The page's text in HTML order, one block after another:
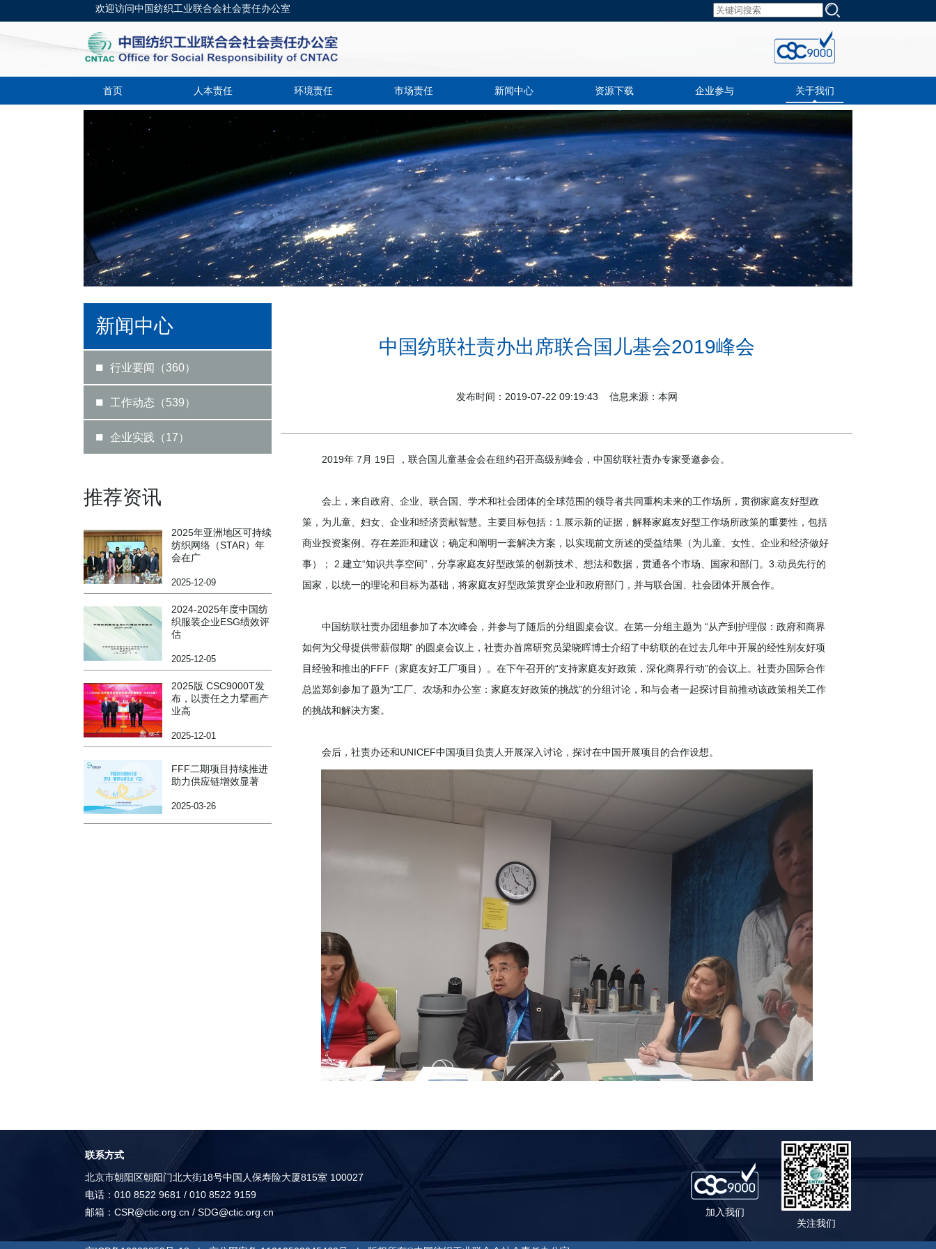
欢迎访问中国纺织工业联合会社会责任办公室
首页 人本责任 环境责任 市场责任 新闻中心 资源下载 企业参与 关于我们
新闻中心
■ 行业要闻（360）
■ 工作动态（539）
■ 企业实践（17）
推荐资讯
2025年亚洲地区可持续
纺织网络（STAR）年
会在广
2025-12-09
2024-2025年度中国纺
织服装企业ESG绩效评
估
2025-12-05
2025版 CSC9000T发
布，以责任之力擘画产
业高
2025-12-01
FFF二期项目持续推进
助力供应链增效显著
2025-03-26
中国纺联社责办出席联合国儿基会2019峰会
发布时间：2019-07-22 09:19:43 信息来源：本网
2019年 7月 19日 ，联合国儿童基金会在纽约召开高级别峰会，中国纺联社责办专家受邀参会。
会上，来自政府、企业、联合国、学术和社会团体的全球范围的领导者共同重构未来的工作场所，贯彻家庭友好型政
策，为儿童、妇女、企业和经济贡献智慧。主要目标包括：1.展示新的证据，解释家庭友好型工作场所政策的重要性，包括
商业投资案例、存在差距和建议；确定和阐明一套解决方案，以实现前文所述的受益结果（为儿童、女性、企业和经济做好
事）； 2.建立“知识共享空间”，分享家庭友好型政策的创新技术、想法和数据，贯通各个市场、国家和部门。3.动员先行的
国家，以统一的理论和目标为基础，将家庭友好型政策贯穿企业和政府部门，并与联合国、社会团体开展合作。
中国纺联社责办团组参加了本次峰会，并参与了随后的分组圆桌会议。在第一分组主题为 “从产到护理假：政府和商界
如何为父母提供带薪假期” 的圆桌会议上，社责办首席研究员梁晓晖博士介绍了中纺联的在过去几年中开展的经性别友好项
目经验和推出的FFF（家庭友好工厂项目）。在下午召开的“支持家庭友好政策，深化商界行动”的会议上。社责办国际合作
总监郑剑参加了题为“工厂、农场和办公室：家庭友好政策的挑战”的分组讨论，和与会者一起探讨目前推动该政策相关工作
的挑战和解决方案。
会后，社责办还和UNICEF中国项目负责人开展深入讨论，探讨在中国开展项目的合作设想。
联系方式
北京市朝阳区朝阳门北大街18号中国人保寿险大厦815室 100027
电话：010 8522 9681 / 010 8522 9159
邮箱： CSR@ctic.org.cn / SDG@ctic.org.cn
加入我们
关注我们